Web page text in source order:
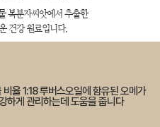
복분자씨앗에서 추출한
건강 원료입니다.